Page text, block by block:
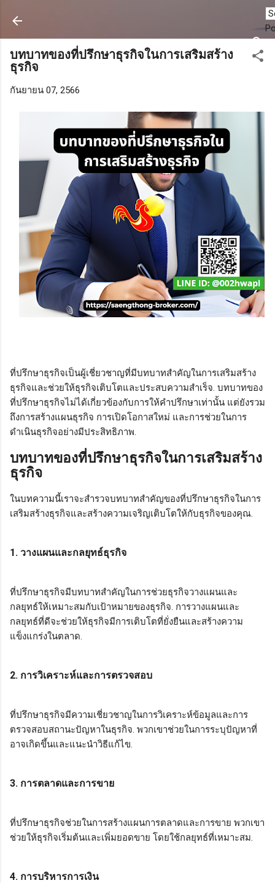
บทบาทของที่ปรึกษาธุรกิจในการเสริมสร้าง
ธุรกิจ
กันยายน 07, 2566
ที่ปรึกษาธุรกิจเป็นผู้เชี่ยวชาญที่มีบทบาทสำคัญในการเสริมสร้าง
ธุรกิจและช่วยให้ธุรกิจเติบโตและประสบความสำเร็จ. บทบาทของ
ที่ปรึกษาธุรกิจไม่ได้เกี่ยวข้องกับการให้คำปรึกษาเท่านั้น แต่ยังรวม
ถึงการสร้างแผนธุรกิจ การเปิดโอกาสใหม่ และการช่วยในการ
ดำเนินธุรกิจอย่างมีประสิทธิภาพ.
บทบาทของที่ปรึกษาธุรกิจในการเสริมสร้าง
ธุรกิจ
ในบทความนี้เราจะสำรวจบทบาทสำคัญของที่ปรึกษาธุรกิจในการ
เสริมสร้างธุรกิจและสร้างความเจริญเติบโตให้กับธุรกิจของคุณ.
1. วางแผนและกลยุทธ์ธุรกิจ
ที่ปรึกษาธุรกิจมีบทบาทสำคัญในการช่วยธุรกิจวางแผนและ
กลยุทธ์ให้เหมาะสมกับเป้าหมายของธุรกิจ. การวางแผนและ
กลยุทธ์ที่ดีจะช่วยให้ธุรกิจมีการเติบโตที่ยั่งยืนและสร้างความ
แข็งแกร่งในตลาด.
2. การวิเคราะห์และการตรวจสอบ
ที่ปรึกษาธุรกิจมีความเชี่ยวชาญในการวิเคราะห์ข้อมูลและการ
ตรวจสอบสถานะปัญหาในธุรกิจ. พวกเขาช่วยในการระบุปัญหาที่
อาจเกิดขึ้นและแนะนำวิธีแก้ไข.
3. การตลาดและการขาย
ที่ปรึกษาธุรกิจช่วยในการสร้างแผนการตลาดและการขาย พวกเขา
ช่วยให้ธุรกิจเริ่มต้นและเพิ่มยอดขาย โดยใช้กลยุทธ์ที่เหมาะสม.
4. การบริหารการเงิน